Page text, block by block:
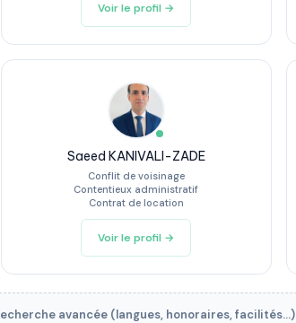
Voir le profil →
Saeed KANIVALI-ZADE
Conflit de voisinage
Contentieux administratif
Contrat de location
Voir le profil →
avancée (langues, honoraires, facilités...)